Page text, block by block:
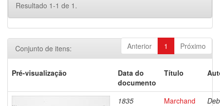
Resultado 1-1 de 1.
Anterior 1 Próximo
Conjunto de itens:
Pré-visualização
Data do
documento
Título
1835
Marchand